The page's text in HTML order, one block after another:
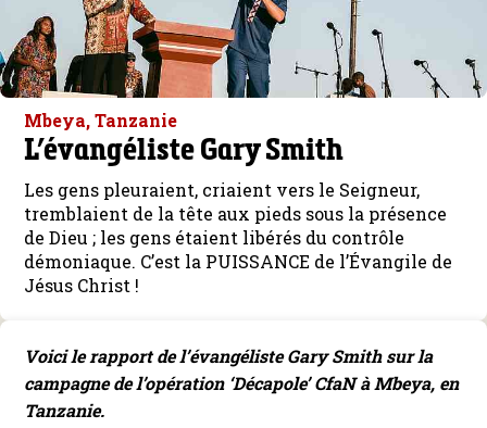
Mbeya, Tanzanie
L’évangéliste Gary Smith
Les gens pleuraient, criaient vers le Seigneur,
tremblaient de la tête aux pieds sous la présence
de Dieu ; les gens étaient libérés du contrôle
démoniaque. C’est la PUISSANCE de l’Évangile de
Jésus Christ !
Voici le rapport de l’évangéliste Gary Smith sur la
campagne de l’opération ‘Décapole’ CfaN à Mbeya, en
Tanzanie.